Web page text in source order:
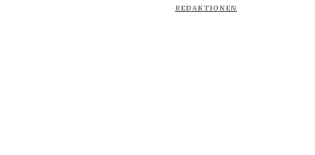
REDAKTIONEN